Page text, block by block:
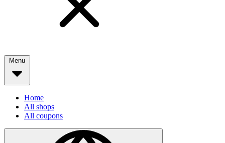
Menu
Home
All shops
All coupons